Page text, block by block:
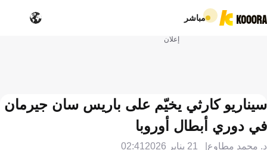
مباشر
إعلان
سيناريو كارثي يخيّم على باريس سان جيرمان
في دوري أبطال أوروبا
د. محمد مطاوع 21 يناير 2026 02:41